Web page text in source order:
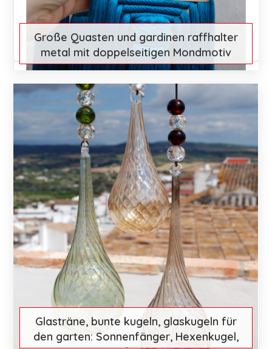
Große Quasten und gardinen raffhalter
metal mit doppelseitigen Mondmotiv
€ 137 Mehr entdecken
Glasträne, bunte kugeln, glaskugeln für
den garten: Sonnenfänger, Hexenkugel,